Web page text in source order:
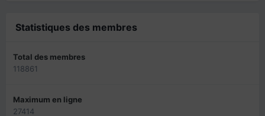
Statistiques des membres
Total des membres
118861
Maximum en ligne
27414